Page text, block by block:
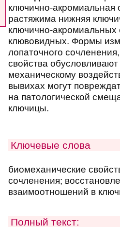
ключично-акромиальная
растяжима нижняя
ключично-акромиальных
клювовидных. Формы
лопаточного
свойства
механическому
вывихах могут
на патологической
ключицы.
Ключевые слова
биомеханические
сочленения;
взаимоотношений в
Полный текст: